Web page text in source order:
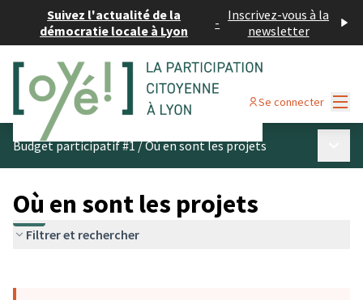
Suivez l'actualité de la
démocratie locale à Lyon
- Inscrivez-vous à la
newsletter
Se connecter
Budget participatif #1/Où en sont les projets
Où en sont les projets
Filtrer et rechercher